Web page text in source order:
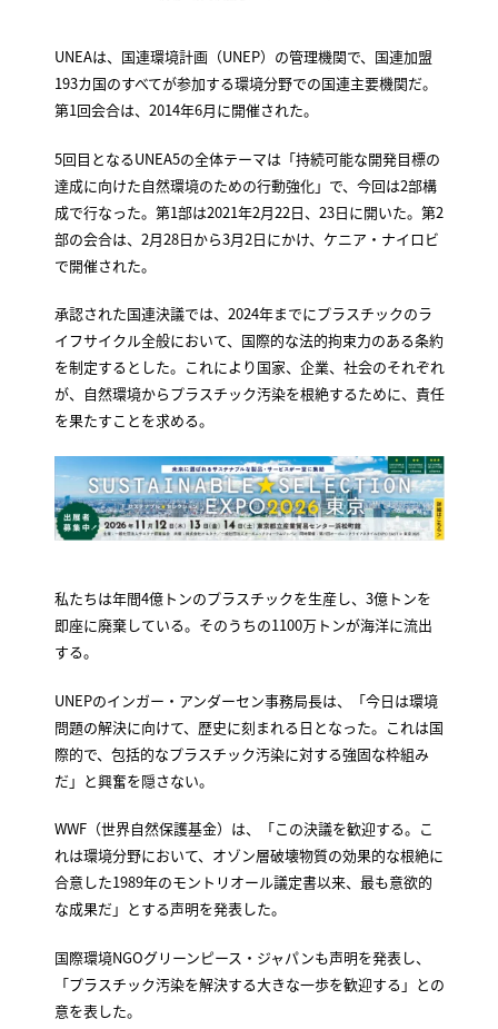
UNEAは、国連環境計画（UNEP）の管理機関で、国連加盟
193カ国のすべてが参加する環境分野での国連主要機関だ。
第1回会合は、2014年6月に開催された。
5回目となるUNEA5の全体テーマは「持続可能な開発目標の
達成に向けた自然環境のための行動強化」で、今回は2部構
成で行なった。第1部は2021年2月22日、23日に開いた。第2
部の会合は、2月28日から3月2日にかけ、ケニア・ナイロビ
で開催された。
承認された国連決議では、2024年までにプラスチックのラ
イフサイクル全般において、国際的な法的拘束力のある条約
を制定するとした。これにより国家、企業、社会のそれぞれ
が、自然環境からプラスチック汚染を根絶するために、責任
を果たすことを求める。
私たちは年間4億トンのプラスチックを生産し、3億トンを
即座に廃棄している。そのうちの1100万トンが海洋に流出
する。
UNEPのインガー・アンダーセン事務局長は、「今日は環境
問題の解決に向けて、歴史に刻まれる日となった。これは国
際的で、包括的なプラスチック汚染に対する強固な枠組み
だ」と興奮を隠さない。
WWF（世界自然保護基金）は、「この決議を歓迎する。こ
れは環境分野において、オゾン層破壊物質の効果的な根絶に
合意した1989年のモントリオール議定書以来、最も意欲的
な成果だ」とする声明を発表した。
国際環境NGOグリーンピース・ジャパンも声明を発表し、
「プラスチック汚染を解決する大きな一歩を歓迎する」との
意を表した。